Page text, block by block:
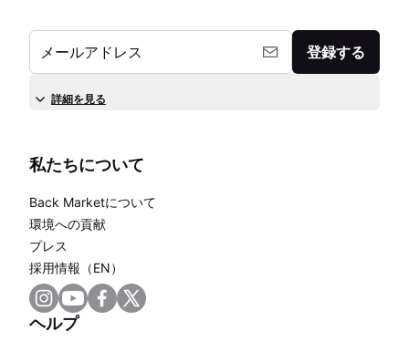
メールアドレス 登録する
詳細を見る
私たちについて
Back Marketについて
環境への貢献
プレス
採用情報（EN）
ヘルプ